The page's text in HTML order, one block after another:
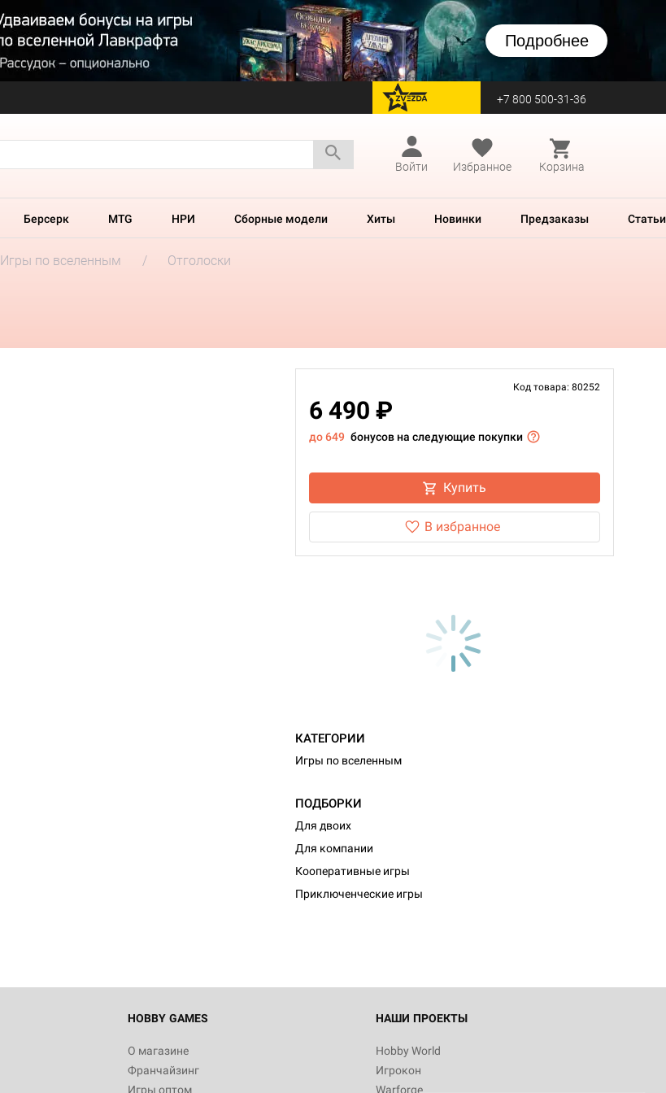
Подробнее
перейти на Zvezda +7 800 500-31-36
Войти
Избранное Корзина
Берсерк MTG НРИ Сборные модели Хиты Новинки Предзаказы Статьи
Игры по вселенным Отголоски
Код товара: 80252
6 490 ₽
до 649 бонусов на следующие покупки
Купить
В избранное
КАТЕГОРИИ
Игры по вселенным
ПОДБОРКИ
Для двоих
Для компании
Кооперативные игры
Приключенческие игры
HOBBY GAMES
О магазине
Франчайзинг
Игры оптом
НАШИ ПРОЕКТЫ
Hobby World
Игрокон
Warforge
Настольная игра Hobby World Журнал
"Мир фантастики. Спецвыпуск: Братья
империи: Боевая тревога
799
Настольная игра Hobby World Сумерки